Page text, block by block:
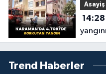
Asayiş
14:28
yangını
Trend Haberler